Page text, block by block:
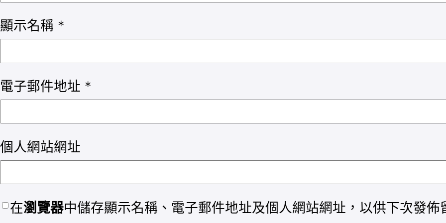
顯示名稱 *
電子郵件地址 *
個人網站網址
在瀏覽器中儲存顯示名稱、電子郵件地址及個人網站網址，以供下次發佈